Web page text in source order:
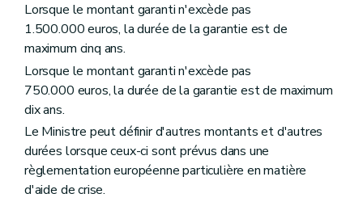
Lorsque le montant garanti n'excède pas
1.500.000 euros, la durée de la garantie est de
maximum cinq ans.
Lorsque le montant garanti n'excède pas
750.000 euros, la durée de la garantie est de maximum
dix ans.
Le Ministre peut définir d'autres montants et d'autres
durées lorsque ceux-ci sont prévus dans une
règlementation européenne particulière en matière
d'aide de crise.